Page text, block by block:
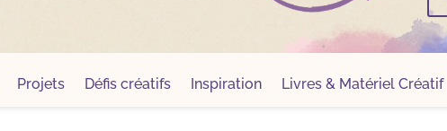
Projets Défis créatifs Inspiration Livres & Matériel Créatif